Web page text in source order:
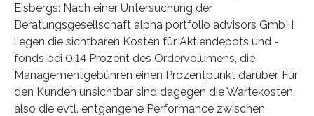
Eisbergs: Nach einer Untersuchung der
Beratungsgesellschaft alpha portfolio advisors GmbH
liegen die sichtbaren Kosten für Aktiendepots und -
fonds bei 0,14 Prozent des Ordervolumens, die
Managementgebühren einen Prozentpunkt darüber. Für
den Kunden unsichtbar sind dagegen die Wartekosten,
also die evtl. entgangene Performance zwischen